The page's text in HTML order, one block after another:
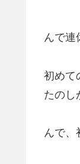
んで連
初めて
たのし
んで、